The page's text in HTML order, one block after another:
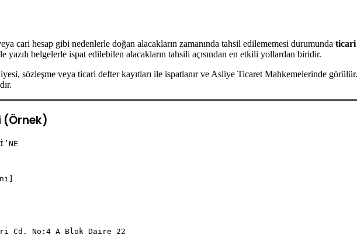
cari hesap gibi nedenlerle doğan alacakların zamanında tahsil edilememesi durumunda ticari
belgelerle ispat edilebilen alacakların tahsili açısından en etkili yollardan biridir.
sözleşme veya ticari defter kayıtları ile ispatlanır ve Asliye Ticaret Mahkemelerinde
(Örnek)
Cd. No:4 A Blok Daire 22